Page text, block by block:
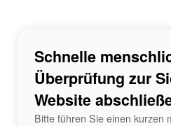
Schnelle
Überprüfung zur
Website
Bitte führen Sie einen kurzen